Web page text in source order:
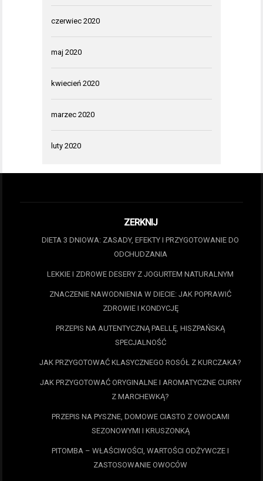
czerwiec 2020
maj 2020
kwiecień 2020
marzec 2020
luty 2020
ZERKNIJ
DIETA 3 DNIOWA: ZASADY, EFEKTY I PRZYGOTOWANIE DO
ODCHUDZANIA
LEKKIE I ZDROWE DESERY Z JOGURTEM NATURALNYM
ZNACZENIE NAWODNIENIA W DIECIE: JAK POPRAWIĆ
ZDROWIE I KONDYCJĘ
PRZEPIS NA AUTENTYCZNĄ PAELLĘ, HISZPAŃSKĄ
SPECJALNOŚĆ
JAK PRZYGOTOWAĆ KLASYCZNEGO ROSÓŁ Z KURCZAKA?
JAK PRZYGOTOWAĆ ORYGINALNE I AROMATYCZNE CURRY
Z MARCHEWKĄ?
PRZEPIS NA PYSZNE, DOMOWE CIASTO Z OWOCAMI
SEZONOWYMI I KRUSZONKĄ
PITOMBA – WŁAŚCIWOŚCI, WARTOŚCI ODŻYWCZE I
ZASTOSOWANIE OWOCÓW